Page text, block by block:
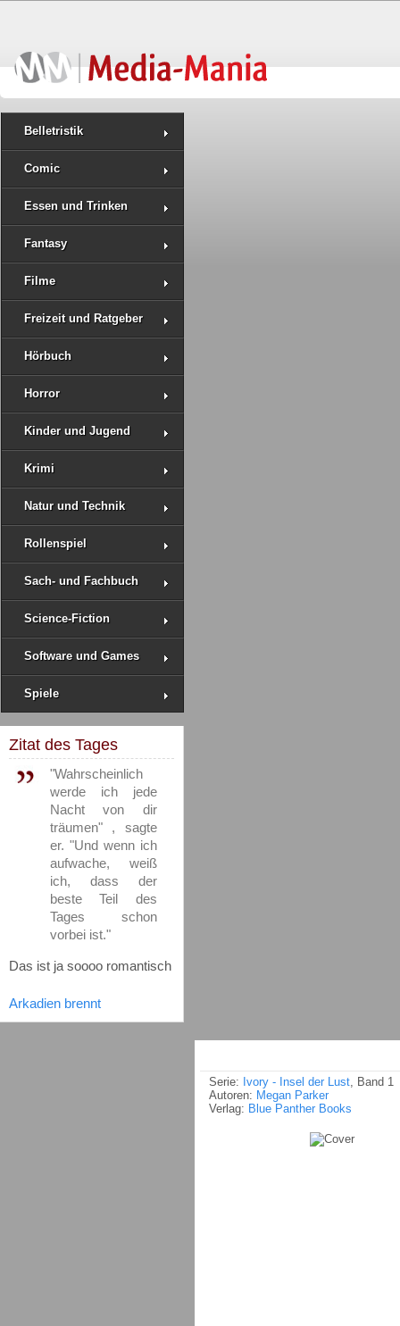
Belletristik
Comic
Essen und Trinken
Fantasy
Filme
Freizeit und Ratgeber
Hörbuch
Horror
Kinder und Jugend
Krimi
Natur und Technik
Rollenspiel
Sach- und Fachbuch
Science-Fiction
Software und Games
Spiele
Zitat des Tages
"Wahrscheinlich
werde ich jede
Nacht von dir
träumen" , sagte
er. "Und wenn ich
aufwache, weiß
ich, dass der
beste Teil des
Tages schon
vorbei ist."
Das ist ja soooo romantisch
Arkadien brennt
Serie: Ivory - Insel der Lust, Band 1
Autoren: Megan Parker
Verlag: Blue Panther Books